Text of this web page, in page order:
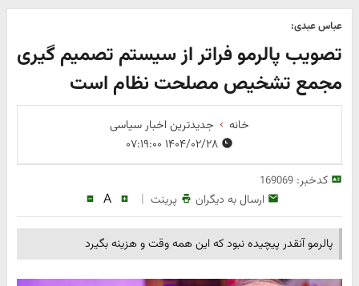
عباس عبدی:
تصویب پالرمو فراتر از سیستم تصمیم گیری
مجمع تشخیص مصلحت نظام است
خانه
جدیدترین اخبار سیاسی
کدخبر:169069
ارسال به دیگران پرینت |
A
پالرمو آنقدر پیچیده نبود که این همه وقت و هزینه بگیرد